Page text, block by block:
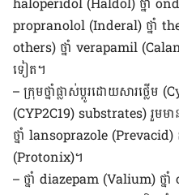
propranolol (Inderal) ថ្នាំ
others) ថ្នាំ verapamil
ទៀត។
– ក្រុម​ថ្នាំ​​ផ្លាស់​ប្ដូរ​ដោយ​សារ​ថ្លើ
(CYP2C19) substrates) រួម​ម
ថ្នាំ lansoprazole
(Protonix)។
– ថ្នាំ diazepam (Valium) ថ្ន